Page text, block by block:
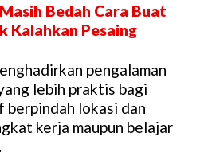
Bedah Cara Buat
Kalahkan Pesaing
pengalaman
lebih praktis bagi
berpindah lokasi dan
kerja maupun belajar